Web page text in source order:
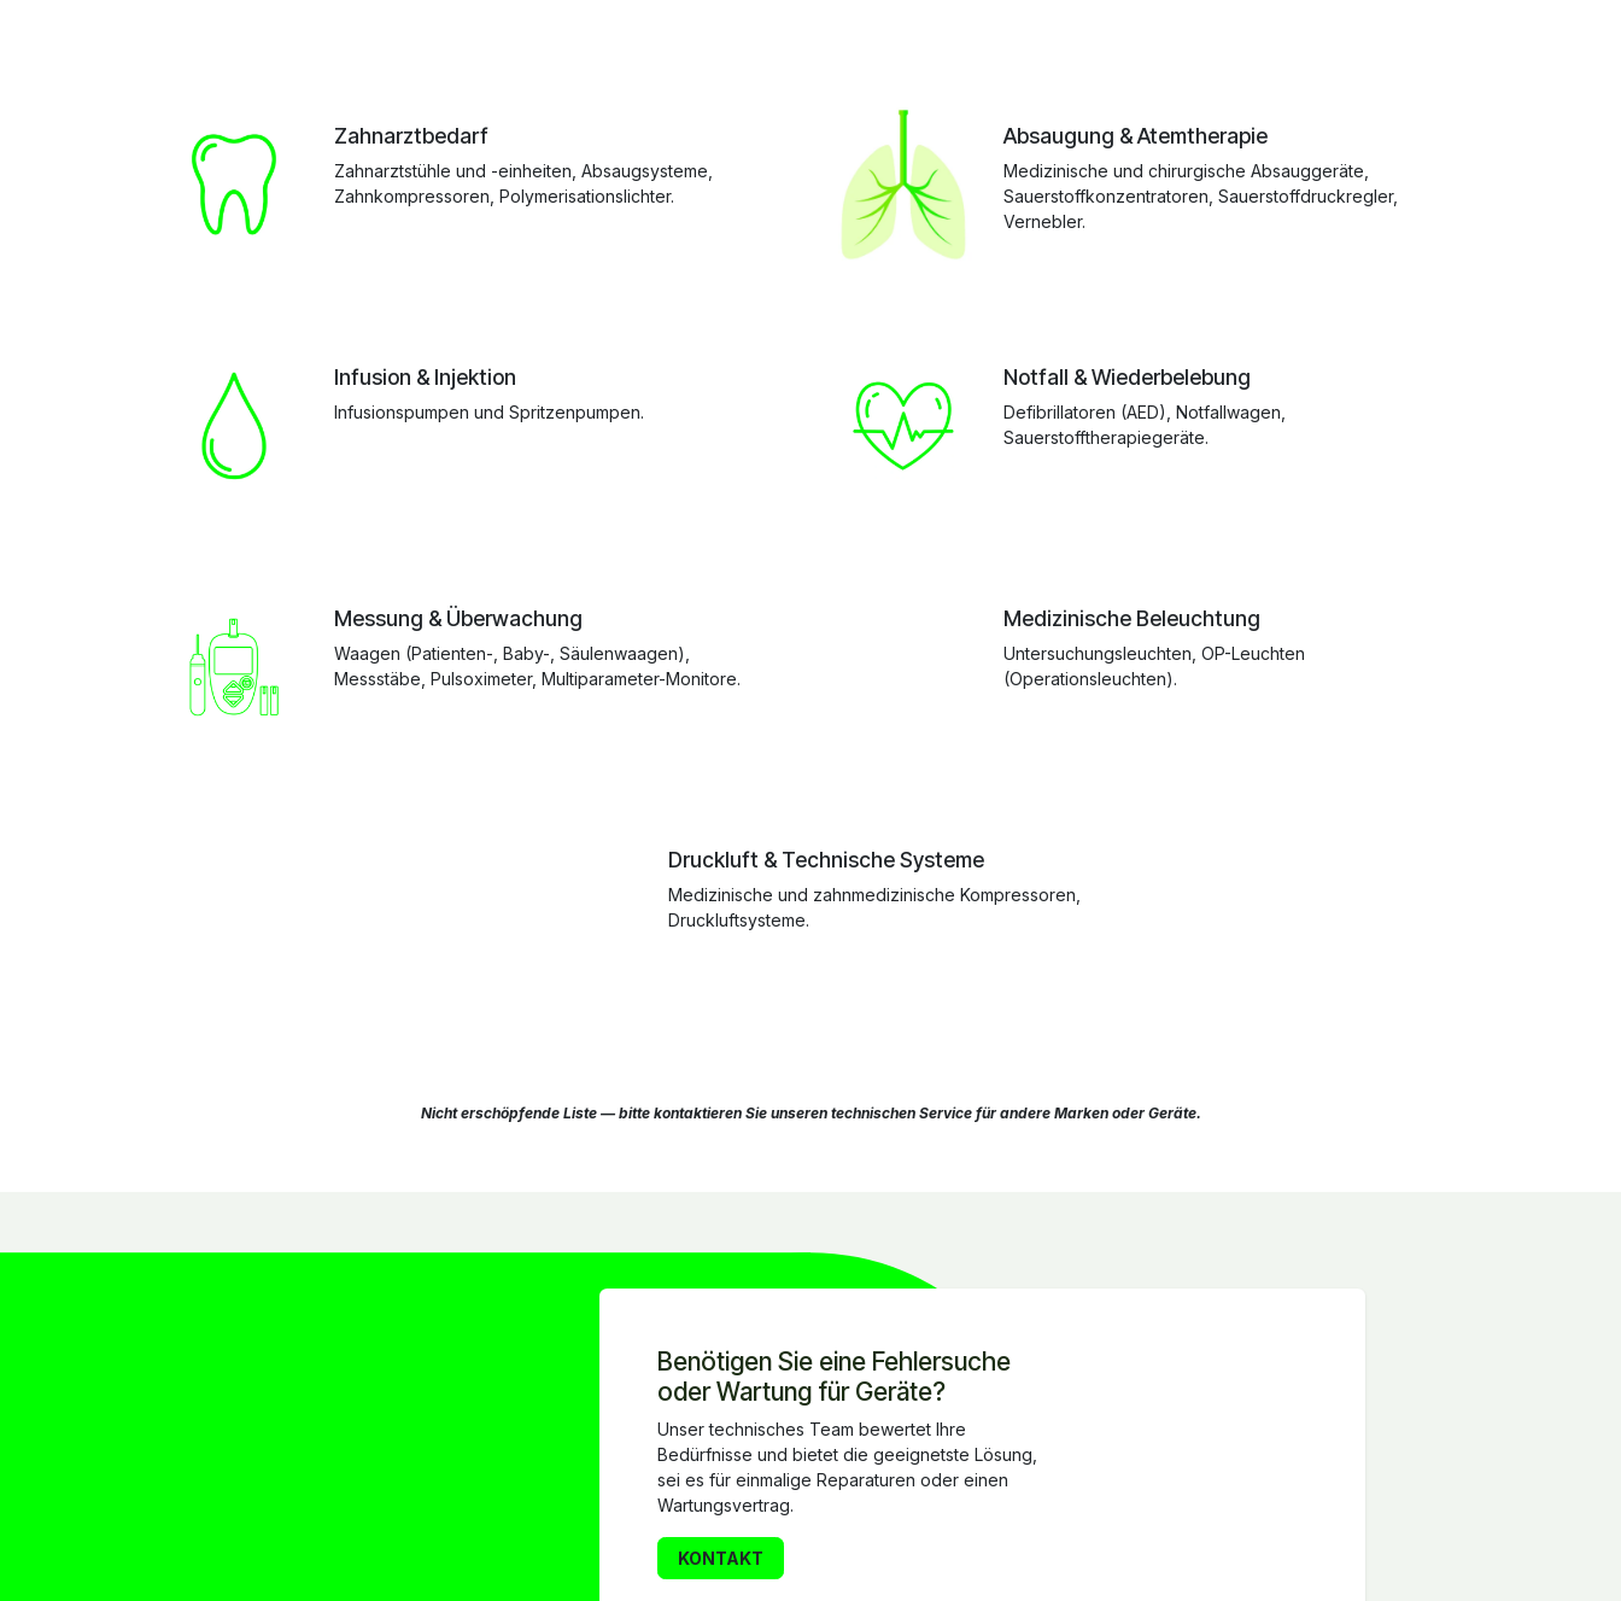
Absaugung & Atemtherapie
Medizinische und chirurgische Absauggeräte,
Sauerstoffkonzentratoren, Sauerstoffdruckregler,
Vernebler.
Zahnarztbedarf
Zahnarztstühle und -einheiten, Absaugsysteme,
Zahnkompressoren, Polymerisationslichter.
Infusion & Injektion
Infusionspumpen und Spritzenpumpen.
Notfall & Wiederbelebung
Defibrillatoren (AED), Notfallwagen,
Sauerstofftherapiegeräte.
Messung & Überwachung
Waagen (Patienten-, Baby-, Säulenwaagen),
Messstäbe, Pulsoximeter, Multiparameter-Monitore.
Medizinische Beleuchtung
Untersuchungsleuchten, OP-Leuchten
(Operationsleuchten).
Druckluft & Technische Systeme
Medizinische und zahnmedizinische Kompressoren,
Druckluftsysteme.
Nicht erschöpfende Liste — bitte kontaktieren Sie unseren technischen Service für andere Marken oder Geräte.
Benötigen Sie eine Fehlersuche
oder Wartung für Geräte?
Unser technisches Team bewertet Ihre
Bedürfnisse und bietet die geeignetste Lösung,
sei es für einmalige Reparaturen oder einen
Wartungsvertrag.
KONTAKT